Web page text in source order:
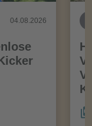
04.08.2026